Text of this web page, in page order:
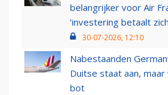
belangrijker voor Air
‘investering betaalt
30-07-2026, 12:10
Nabestaanden
Duitse staat aan,
bot